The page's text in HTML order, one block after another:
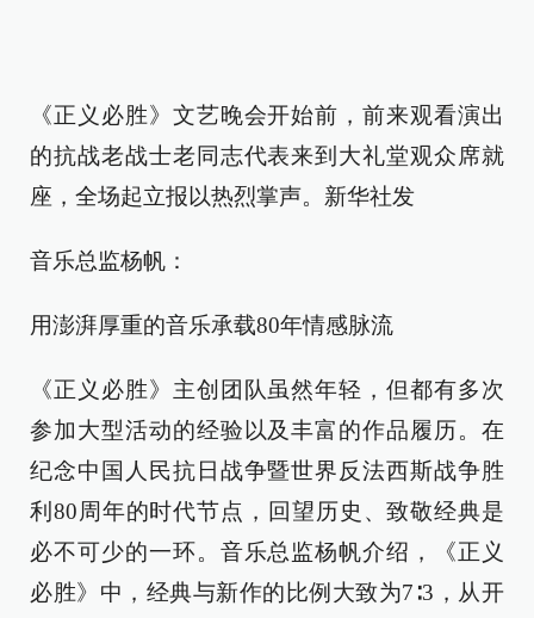
《正义必胜》文艺晚会开始前，前来观看演出
的抗战老战士老同志代表来到大礼堂观众席就
座，全场起立报以热烈掌声。新华社发
音乐总监杨帆：
用澎湃厚重的音乐承载80年情感脉流
《正义必胜》主创团队虽然年轻，但都有多次
参加大型活动的经验以及丰富的作品履历。在
纪念中国人民抗日战争暨世界反法西斯战争胜
利80周年的时代节点，回望历史、致敬经典是
必不可少的一环。音乐总监杨帆介绍，《正义
必胜》中，经典与新作的比例大致为7∶3，从开